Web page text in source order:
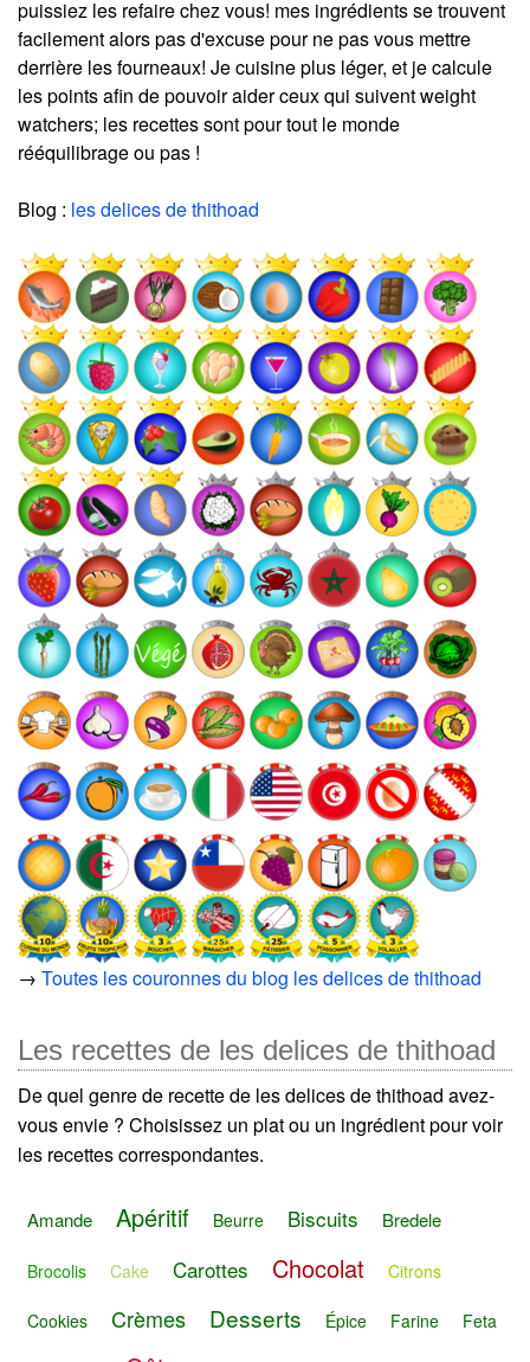
puissiez les refaire chez vous! mes ingrédients se trouvent
facilement alors pas d'excuse pour ne pas vous mettre
derrière les fourneaux! Je cuisine plus léger, et je calcule
les points afin de pouvoir aider ceux qui suivent weight
watchers; les recettes sont pour tout le monde
rééquilibrage ou pas !
Blog : les delices de thithoad
→ Toutes les couronnes du blog les delices de thithoad
Les recettes de les delices de thithoad
De quel genre de recette de les delices de thithoad avez-
vous envie ? Choisissez un plat ou un ingrédient pour voir
les recettes correspondantes.
Amande Apéritif Beurre Biscuits Bredele
Brocolis Cake Carottes Chocolat Citrons
Cookies Crèmes Desserts Épice Farine Feta